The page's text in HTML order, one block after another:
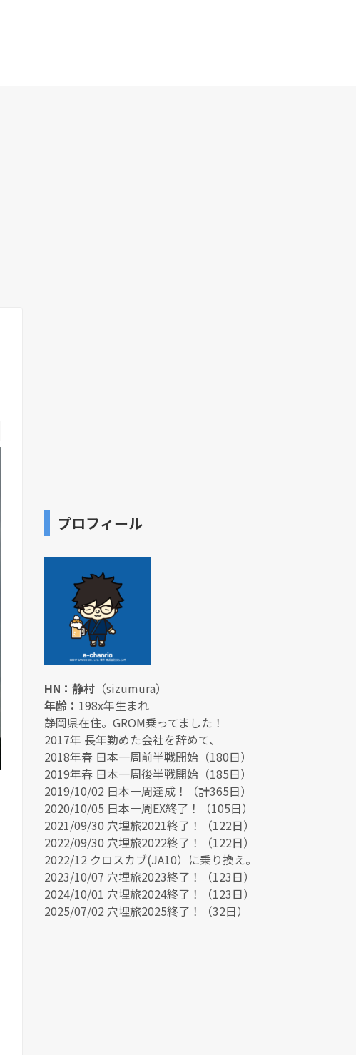
プロフィール
HN：静村 （sizumura）
年齢： 198x年生まれ
静岡県在住。GROM乗ってました！
2017年 長年勤めた会社を辞めて、
2018年春 日本一周前半戦開始（180日）
2019年春 日本一周後半戦開始（185日）
2019/10/02 日本一周達成！（計365日）
2020/10/05 日本一周EX終了！（105日）
2021/09/30 穴埋旅2021終了！（122日）
2022/09/30 穴埋旅2022終了！（122日）
2022/12 クロスカブ(JA10）に乗り換え。
2023/10/07 穴埋旅2023終了！（123日）
2024/10/01 穴埋旅2024終了！（123日）
2025/07/02 穴埋旅2025終了！（32日）